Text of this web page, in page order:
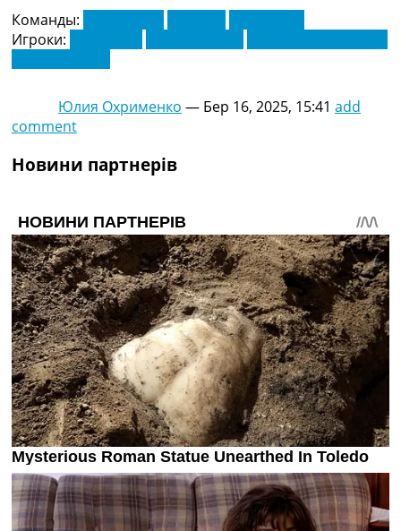
Команды:
Игроки:
Юлия Охрименко — Бер 16, 2025, 15:41 add
comment
Новини партнерів